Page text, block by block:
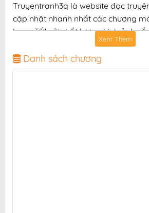
Truyentranh3q là website đọc
cập nhật nhanh nhất các chương
Long Tế" với chất lượng hình ảnh
chuẩn và giao diện thân thiện,
đọc truyện hấp dẫn, tiện lợi, hoàn
độc giả yêu thích truyện tranh
Xem Thêm
Danh sách chương